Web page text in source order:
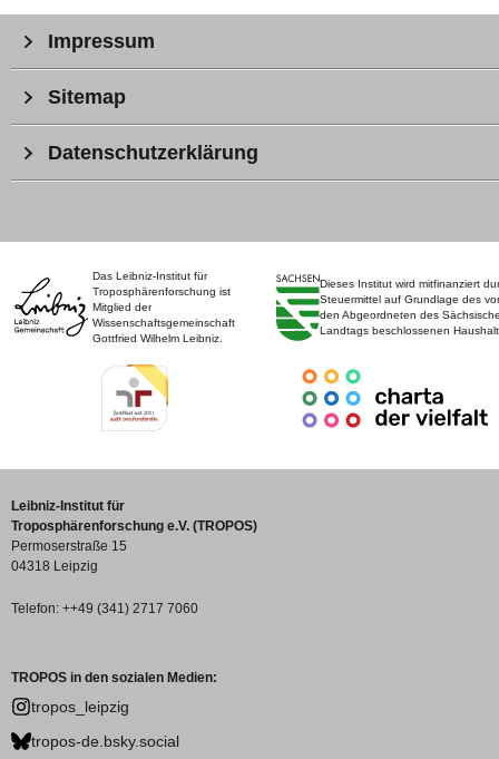
Das Leibniz-Institut für
Troposphärenforschung ist
Mitglied der
Wissenschaftsgemeinschaft
Gottfried Wilhelm Leibniz.
Dieses Institut wird mitfinanziert
Steuermittel auf Grundlage des
den Abgeordneten des
Landtags beschlossenen
Impressum
Sitemap
Datenschutzerklärung
Leibniz-Institut für
Troposphärenforschung e.V. (TROPOS)
Permoserstraße 15
04318 Leipzig
Telefon: ++49 (341) 2717 7060
TROPOS in den sozialen Medien:
tropos_leipzig
tropos-de.bsky.social